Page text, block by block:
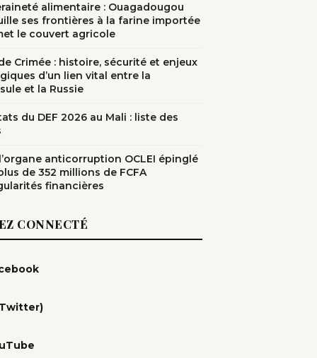
alimentaire : Ouagadougou
ses frontières à la farine importée
le couvert agricole
Crimée : histoire, sécurité et enjeux
d’un lien vital entre la
et la Russie
du DEF 2026 au Mali : liste des
anticorruption OCLEI épinglé
de 352 millions de FCFA
financières
CONNECTÉ